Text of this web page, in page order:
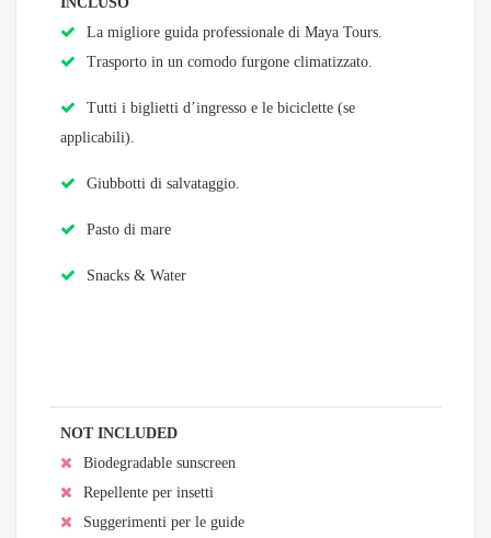
La migliore guida professionale di Maya Tours.
Trasporto in un comodo furgone climatizzato.
Tutti i biglietti d’ingresso e le biciclette (se
applicabili).
Giubbotti di salvataggio.
Pasto di mare
Snacks & Water
NOT INCLUDED
Biodegradable sunscreen
Repellente per insetti
Suggerimenti per le guide